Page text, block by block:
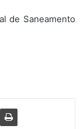
de Saneamento